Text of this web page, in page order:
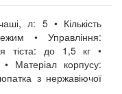
л: 5 • Кількість
• Управління:
тіста: до 1,5 кг •
Матеріал корпусу:
з нержавіючої